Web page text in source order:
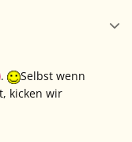
.
Selbst wenn
kicken wir